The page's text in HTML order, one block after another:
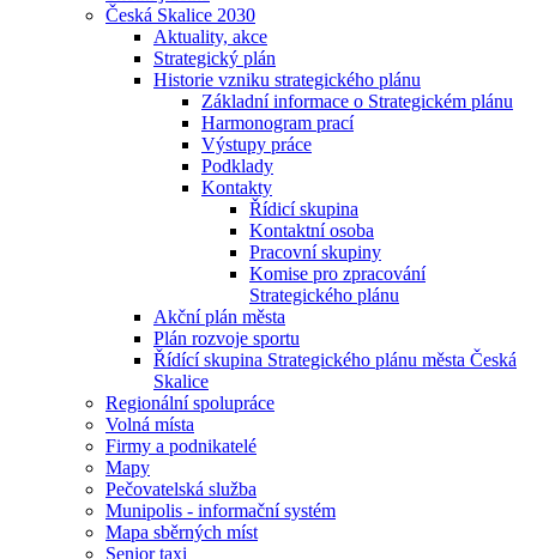
Česká Skalice 2030
Aktuality, akce
Strategický plán
Historie vzniku strategického plánu
Základní informace o Strategickém plánu
Harmonogram prací
Výstupy práce
Podklady
Kontakty
Řídicí skupina
Kontaktní osoba
Pracovní skupiny
Komise pro zpracování
Strategického plánu
Akční plán města
Plán rozvoje sportu
Řídící skupina Strategického plánu města Česká
Skalice
Regionální spolupráce
Volná místa
Firmy a podnikatelé
Mapy
Pečovatelská služba
Munipolis - informační systém
Mapa sběrných míst
Senior taxi